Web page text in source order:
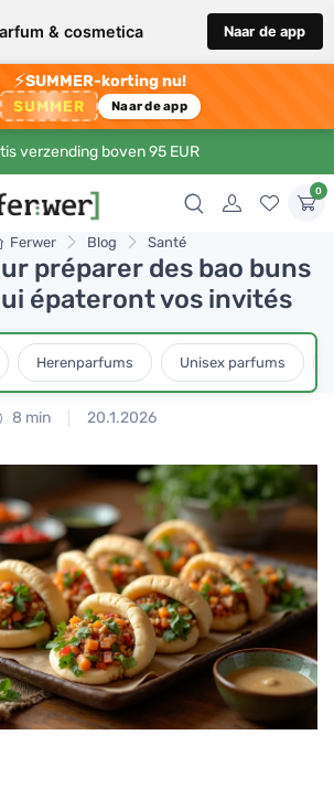
& cosmetica Naar de app
⚡SUMMER-korting nu!
SUMMER Naar de app
verzending boven 95 EUR
0
Ferwer Blog Santé
préparer des bao buns
épateront vos invités
Herenparfums Unisex parfums
8 min 20.1.2026